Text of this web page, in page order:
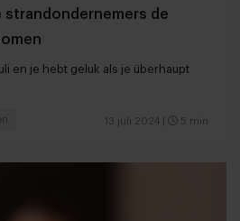
strandondernemers de
en je hebt geluk als je überhaupt
13 juli 2024 5 min